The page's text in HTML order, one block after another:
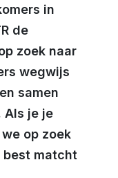
in
de
zoek naar
wegwijs
samen
Als je je
op zoek
best matcht